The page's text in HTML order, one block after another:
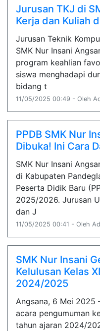
Jurusan TKJ di
Kerja dan Kuliah
Jurusan Teknik
SMK Nur Insani
program keahlian
siswa menghadapi
bidang t
11/05/2025 00:49 - Oleh
PPDB SMK Nur
Dibuka! Ini Cara
SMK Nur Insani
di Kabupaten
Peserta Didik Baru
2025/2026. Jurusan
dan J
11/05/2025 00:41 - Oleh
SMK Nur Insani
Kelulusan Kelas
2024/2025
Angsana, 6 Mei 2025
acara pengumuman
tahun ajaran 2024/